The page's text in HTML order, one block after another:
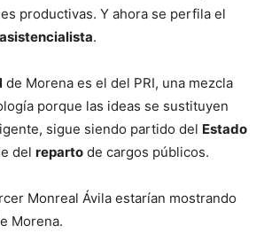
productivas. Y ahora se perfila el
asistencialista.
de Morena es el del PRI, una mezcla
porque las ideas se sustituyen
sigue siendo partido del Estado
del reparto de cargos públicos.
Monreal Ávila estarían mostrando
Morena.